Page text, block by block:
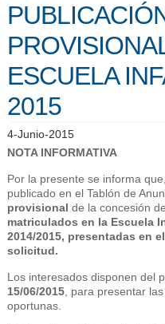
ESCUELA
2015
4-Junio-2015
NOTA INFORMATIVA
Por la presente se informa
publicado en el Tablón de
provisional de la concesión de
matriculados en la Escuela
2014/2015, presentadas en
solicitud.
Los interesados disponen del
15/06/2015, para presentar
oportunas.